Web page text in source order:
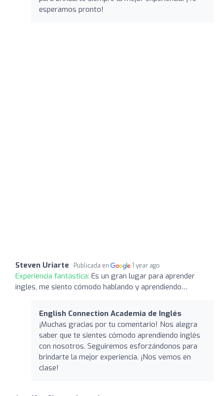
esperamos pronto!
Steven Uriarte Publicada en 1 year ago
Experiencia fantástica: Es un gran lugar para aprender
ingles, me siento cómodo hablando y aprendiendo…
English Connection Academia de Inglés
¡Muchas gracias por tu comentario! Nos alegra
saber que te sientes cómodo aprendiendo inglés
con nosotros. Seguiremos esforzándonos para
brindarte la mejor experiencia. ¡Nos vemos en
clase!